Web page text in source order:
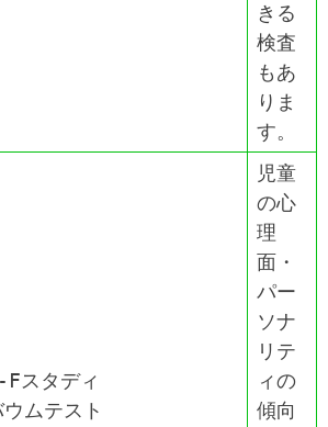
きる
検査
もあ
りま
す。
Fスタディ
ウムテスト
児童
の心
理
面・
パー
ソナ
リテ
ィの
傾向